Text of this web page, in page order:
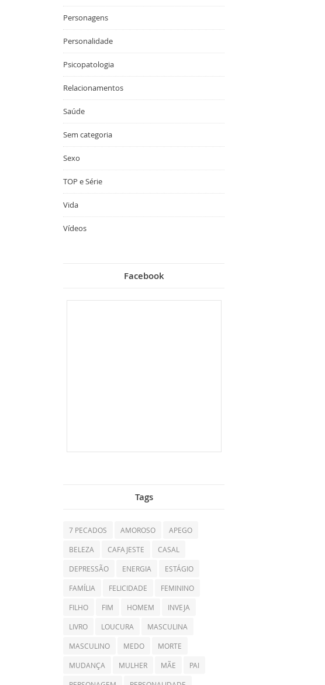
Personagens
Personalidade
Psicopatologia
Relacionamentos
Saúde
Sem categoria
Sexo
TOP e Série
Vida
Vídeos
Facebook
Tags
7 PECADOS AMOROSO APEGO
BELEZA CAFAJESTE CASAL
DEPRESSÃO ENERGIA ESTÁGIO
FAMÍLIA FELICIDADE FEMININO
FILHO FIM HOMEM INVEJA
LIVRO LOUCURA MASCULINA
MASCULINO MEDO MORTE
MUDANÇA MULHER MÃE PAI